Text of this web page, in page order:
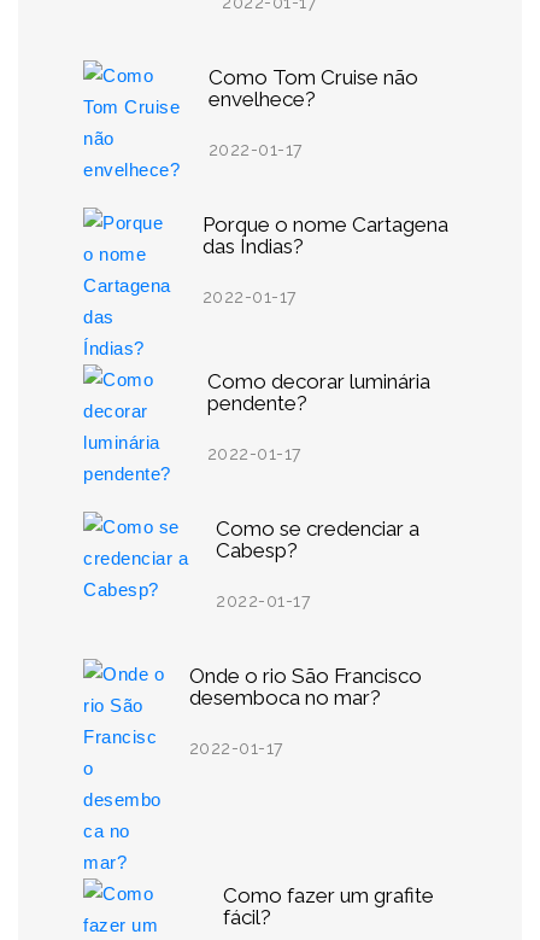
Como Tom Cruise não
envelhece?
2022-01-17
Porque o nome Cartagena
das Índias?
2022-01-17
Como decorar luminária
pendente?
2022-01-17
Como se credenciar a
Cabesp?
2022-01-17
Onde o rio São Francisco
desemboca no mar?
2022-01-17
Como fazer um grafite
fácil?